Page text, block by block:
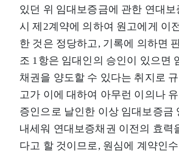
있던 위 임대보증금에 관한 연대
시 제2계약에 의하여 원고에게 이
한 것은 정당하고, 기록에 의하면
조 1항은 임대인의 승인이 있으면
채권을 양도할 수 있다는 취지로
고가 이에 대하여 아무런 이의나
증인으로 날인한 이상 임대보증금
내세워 연대보증채권 이전의 효력
다고 할 것이므로, 원심에 계약인